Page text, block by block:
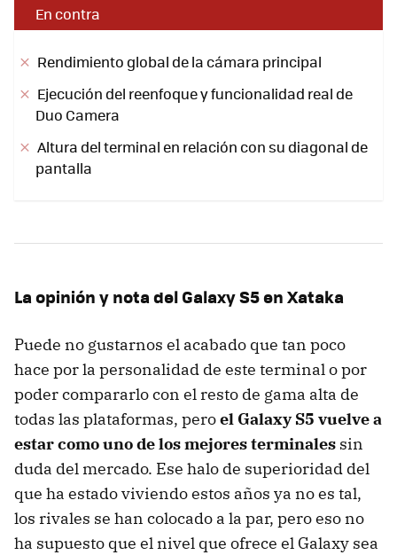
En contra
Rendimiento global de la cámara principal
Ejecución del reenfoque y funcionalidad real de
Duo Camera
Altura del terminal en relación con su diagonal de
pantalla
La opinión y nota del Galaxy S5 en Xataka
Puede no gustarnos el acabado que tan poco
hace por la personalidad de este terminal o por
poder compararlo con el resto de gama alta de
todas las plataformas, peroel Galaxy S5 vuelve a
estar como uno de los mejores terminales sin
duda del mercado. Ese halo de superioridad del
que ha estado viviendo estos años ya no es tal,
los rivales se han colocado a la par, pero eso no
ha supuesto que el nivel que ofrece el Galaxy sea